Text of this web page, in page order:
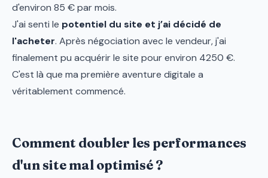
d'environ 85 € par mois.
J'ai senti le potentiel du site et j’ai décidé de
l'acheter. Après négociation avec le vendeur, j'ai
finalement pu acquérir le site pour environ 4250 €.
C'est là que ma première aventure digitale a
véritablement commencé.
Comment doubler les performances
d'un site mal optimisé ?